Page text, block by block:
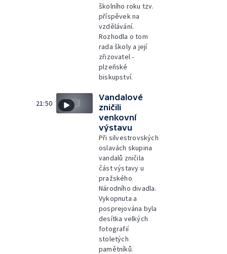
školního roku tzv.
příspěvek na
vzdělávání.
Rozhodla o tom
rada školy a její
zřizovatel -
plzeňské
biskupství.
21:50
Vandalové
zničili
venkovní
výstavu
Při silvestrovských
oslavách skupina
vandalů zničila
část výstavy u
pražského
Národního divadla.
Vykopnuta a
posprejována byla
desítka velkých
fotografií
stoletých
pamětníků.